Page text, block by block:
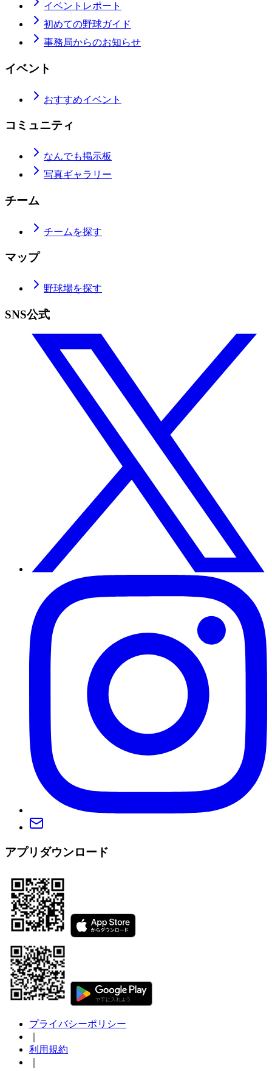
イベントレポート
初めての野球ガイド
事務局からのお知らせ
イベント
おすすめイベント
コミュニティ
なんでも掲示板
写真ギャラリー
チーム
チームを探す
マップ
野球場を探す
SNS公式
アプリダウンロード
プライバシーポリシー
利用規約